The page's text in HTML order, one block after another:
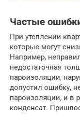
Частые
При утеплении
которые могут
Например,
недостаточная
пароизоляции,
допустил ошибку,
пароизоляции, и в
конденсат.